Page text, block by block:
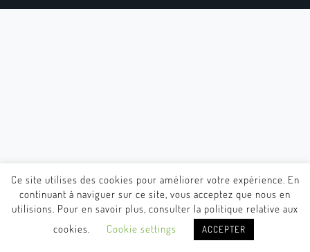
Ce site utilises des cookies pour améliorer votre expérience. En
continuant à naviguer sur ce site, vous acceptez que nous en
utilisions. Pour en savoir plus, consulter la politique relative aux
cookies.
Cookie settings ACCEPTER